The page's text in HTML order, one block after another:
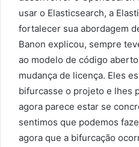
usar o Elasticsearch, a
fortalecer sua abordagem
Banon explicou, sempre
ao modelo de código
mudança de licença. Eles
bifurcasse o projeto e lhes
agora parece estar se
sentimos que podemos
agora que a bifurcação